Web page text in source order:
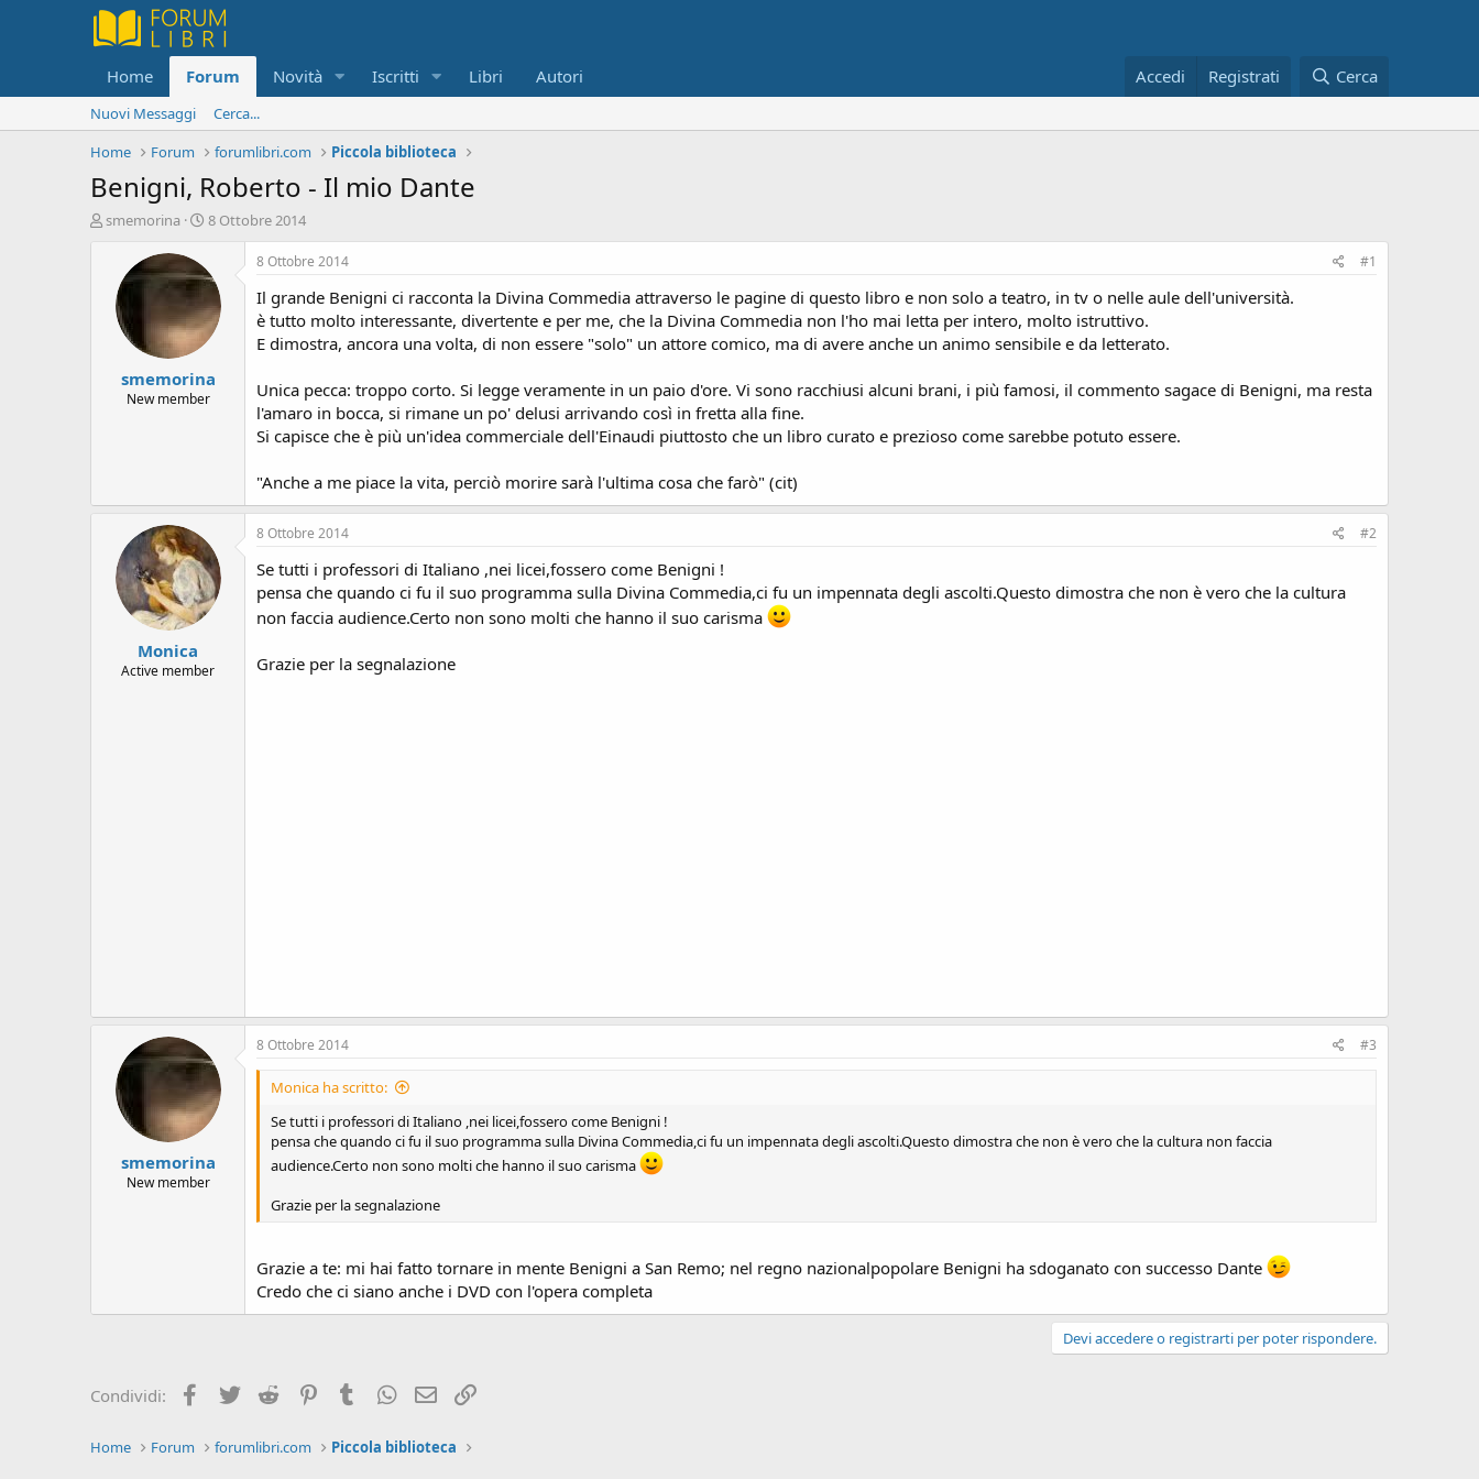
Home Forum Novità Iscritti Libri Autori Accedi Registrati Cerca
Nuovi Messaggi
Cerca...
Home
Forum forumlibri.com Piccola biblioteca
Benigni, Roberto - Il mio Dante
C
smemorina
D
a
d
i
i
i
z
8 Ottobre 2014
smemorina
New member
8 Ottobre 2014 #1
Il grande Benigni ci racconta la Divina Commedia attraverso le pagine di questo libro e non solo a teatro, in tv o nelle aule dell'università.
è tutto molto interessante, divertente e per me, che la Divina Commedia non l'ho mai letta per intero, molto istruttivo.
E dimostra, ancora una volta, di non essere "solo" un attore comico, ma di avere anche un animo sensibile e da letterato.
Unica pecca: troppo corto. Si legge veramente in un paio d'ore. Vi sono racchiusi alcuni brani, i più famosi, il commento sagace di Benigni, ma resta
l'amaro in bocca, si rimane un po' delusi arrivando così in fretta alla fine.
Si capisce che è più un'idea commerciale dell'Einaudi piuttosto che un libro curato e prezioso come sarebbe potuto essere.
"Anche a me piace la vita, perciò morire sarà l'ultima cosa che farò" (cit)
Monica
Active member
8 Ottobre 2014 #2
Se tutti i professori di Italiano ,nei licei,fossero come Benigni !
pensa che quando ci fu il suo programma sulla Divina Commedia,ci fu un impennata degli ascolti.Questo dimostra che non è vero che la cultura
non faccia audience.Certo non sono molti che hanno il suo carisma
Grazie per la segnalazione
smemorina
New member
8 Ottobre 2014 #3
Monica ha scritto:
Se tutti i professori di Italiano ,nei licei,fossero come Benigni !
pensa che quando ci fu il suo programma sulla Divina Commedia,ci fu un impennata degli ascolti.Questo dimostra che non è vero che la cultura non faccia
audience.Certo non sono molti che hanno il suo carisma
Grazie per la segnalazione
Grazie a te: mi hai fatto tornare in mente Benigni a San Remo; nel regno nazionalpopolare Benigni ha sdoganato con successo Dante
Credo che ci siano anche i DVD con l'opera completa
Devi accedere o registrarti per poter rispondere.
Condividi: Facebook
Twitter Reddit PinterestTumblr WhatsApp
e-mail
Home Forum forumlibri.com Piccola biblioteca